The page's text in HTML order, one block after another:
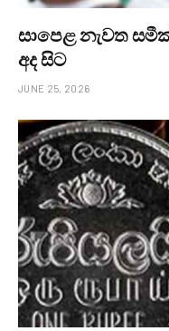
සාපෙළ නැවත
අද සිට
JUNE 25, 2026